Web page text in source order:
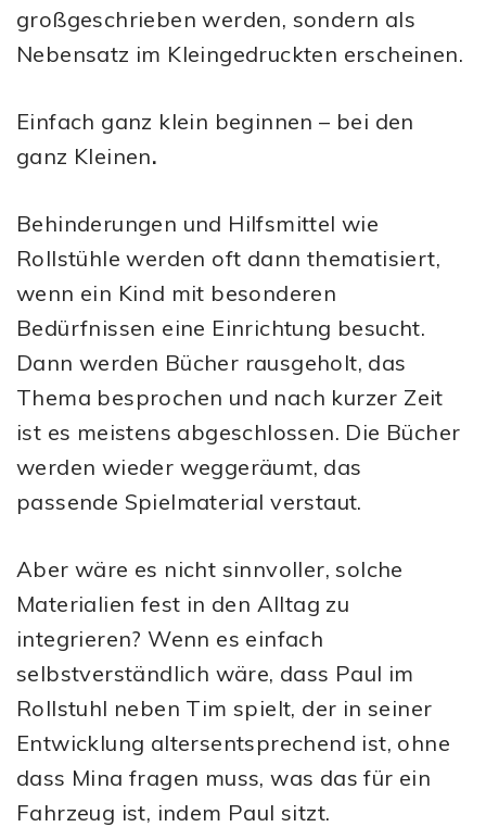
großgeschrieben werden, sondern als
Nebensatz im Kleingedruckten erscheinen.
Einfach ganz klein beginnen – bei den
ganz Kleinen.
Behinderungen und Hilfsmittel wie
Rollstühle werden oft dann thematisiert,
wenn ein Kind mit besonderen
Bedürfnissen eine Einrichtung besucht.
Dann werden Bücher rausgeholt, das
Thema besprochen und nach kurzer Zeit
ist es meistens abgeschlossen. Die Bücher
werden wieder weggeräumt, das
passende Spielmaterial verstaut.
Aber wäre es nicht sinnvoller, solche
Materialien fest in den Alltag zu
integrieren? Wenn es einfach
selbstverständlich wäre, dass Paul im
Rollstuhl neben Tim spielt, der in seiner
Entwicklung altersentsprechend ist, ohne
dass Mina fragen muss, was das für ein
Fahrzeug ist, indem Paul sitzt.